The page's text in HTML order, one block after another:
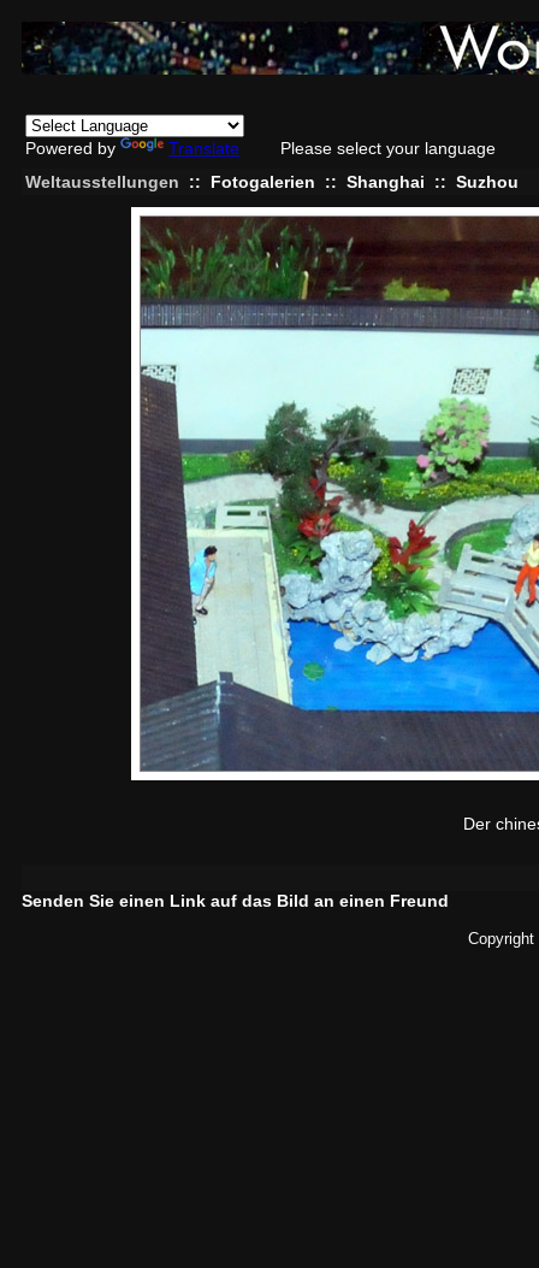
Powered by Translate
Please select your language
Weltausstellungen
:: Fotogalerien :: Shanghai :: Suzhou
Der
Senden Sie einen Link auf das Bild an einen Freund